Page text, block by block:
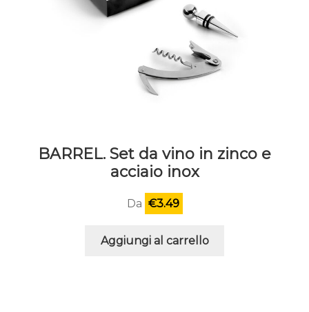
BARREL. Set da vino in zinco e
acciaio inox
Da €3.49
Aggiungi al carrello